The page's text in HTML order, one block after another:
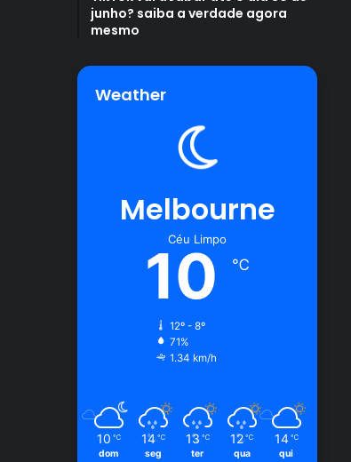
junho? saiba a verdade agora
mesmo
Weather
Melbourne
Céu Limpo
10 ℃
12º - 8º
71%
1.34 km/h
10 ℃
dom
14 ℃
seg
13 ℃
ter
12 ℃
qua
14 ℃
qui